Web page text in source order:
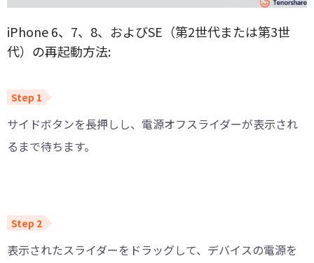
iPhone 6、7、8、およびSE（第2世代または第3世
代）の再起動方法:
サイドボタンを長押しし、電源オフスライダーが表示され
るまで待ちます。
表示されたスライダーをドラッグして、デバイスの電源を